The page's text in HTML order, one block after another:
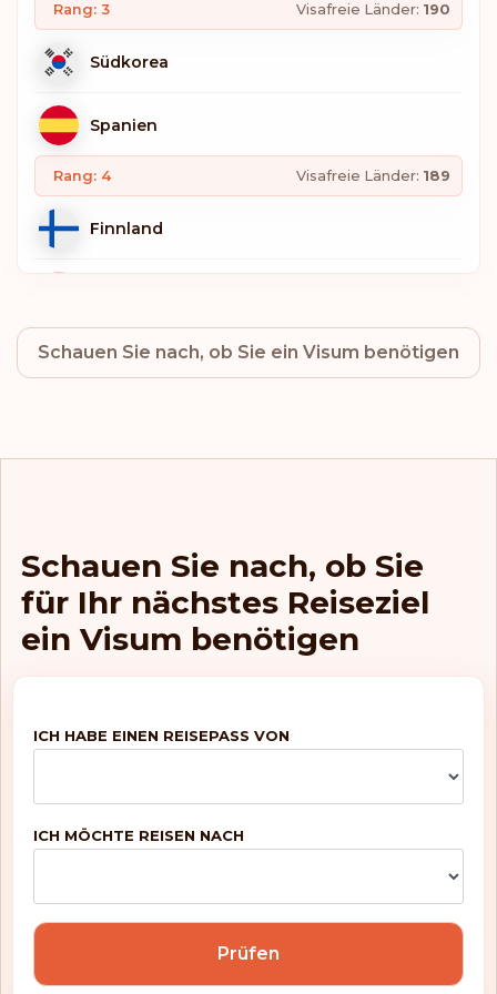
Rang: 3 Visafreie Länder: 190
Südkorea
Spanien
Rang: 4 Visafreie Länder: 189
Finnland
Deutschland
Norwegen
Schweiz
Großbritannien
Frankreich
Schauen Sie nach, ob Sie ein Visum benötigen
Schauen Sie nach, ob Sie
für Ihr nächstes Reiseziel
ein Visum benötigen
ICH HABE EINEN REISEPASS VON
ICH MÖCHTE REISEN NACH
Prüfen